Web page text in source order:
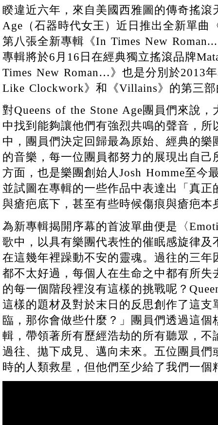
睽違近六年，來自美國西雅圖的傳奇搖滾
Age（石器時代女王）近日推出全新單曲
第八張全新專輯《In Times New
專輯將於6月16日在經典獨立搖滾品牌
Times New Roman…》也是分別於2013
Like Clockwork》和《Villains》的第三
對Queens of the Stone Age團員們來說
中找到能夠讓他們有強烈共鳴的聲音，
中，團員們決定回歸最為原始、經典的
的音樂，每一位團員都努力的展現出自
方面，也是樂團創始人Josh Homme至今
並試圖在專輯的一些作品中表達出「真
與瘡疤底下，甚至有些時候傷痕與瘡疤本
為新專輯揭開序幕的首波單曲便是〈
歌中，以具有樂團代表性的催眠感旋律及
在這幾年裡躁動不安的靈魂。過往的三年
都不太好過，每個人在生命之中都有所失
的每一個階段裡沒有這樣的挑戰呢？
這樣的題材及對於末日的反思創作了這支
臨，那你會做些什麼？」團員們透過這個
輯，帶領著所有歷經浩劫的所有聽眾，不
過往、拋下成見、邁向未來。五位團員們
時的人類救星，但他們至少給了我們一個